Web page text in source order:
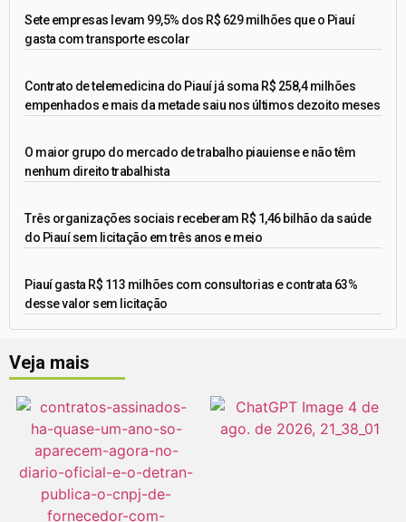
Sete empresas levam 99,5% dos R$ 629 milhões que o Piauí
gasta com transporte escolar
Contrato de telemedicina do Piauí já soma R$ 258,4 milhões
empenhados e mais da metade saiu nos últimos dezoito meses
O maior grupo do mercado de trabalho piauiense e não têm
nenhum direito trabalhista
Três organizações sociais receberam R$ 1,46 bilhão da saúde
do Piauí sem licitação em três anos e meio
Piauí gasta R$ 113 milhões com consultorias e contrata 63%
desse valor sem licitação
Veja mais